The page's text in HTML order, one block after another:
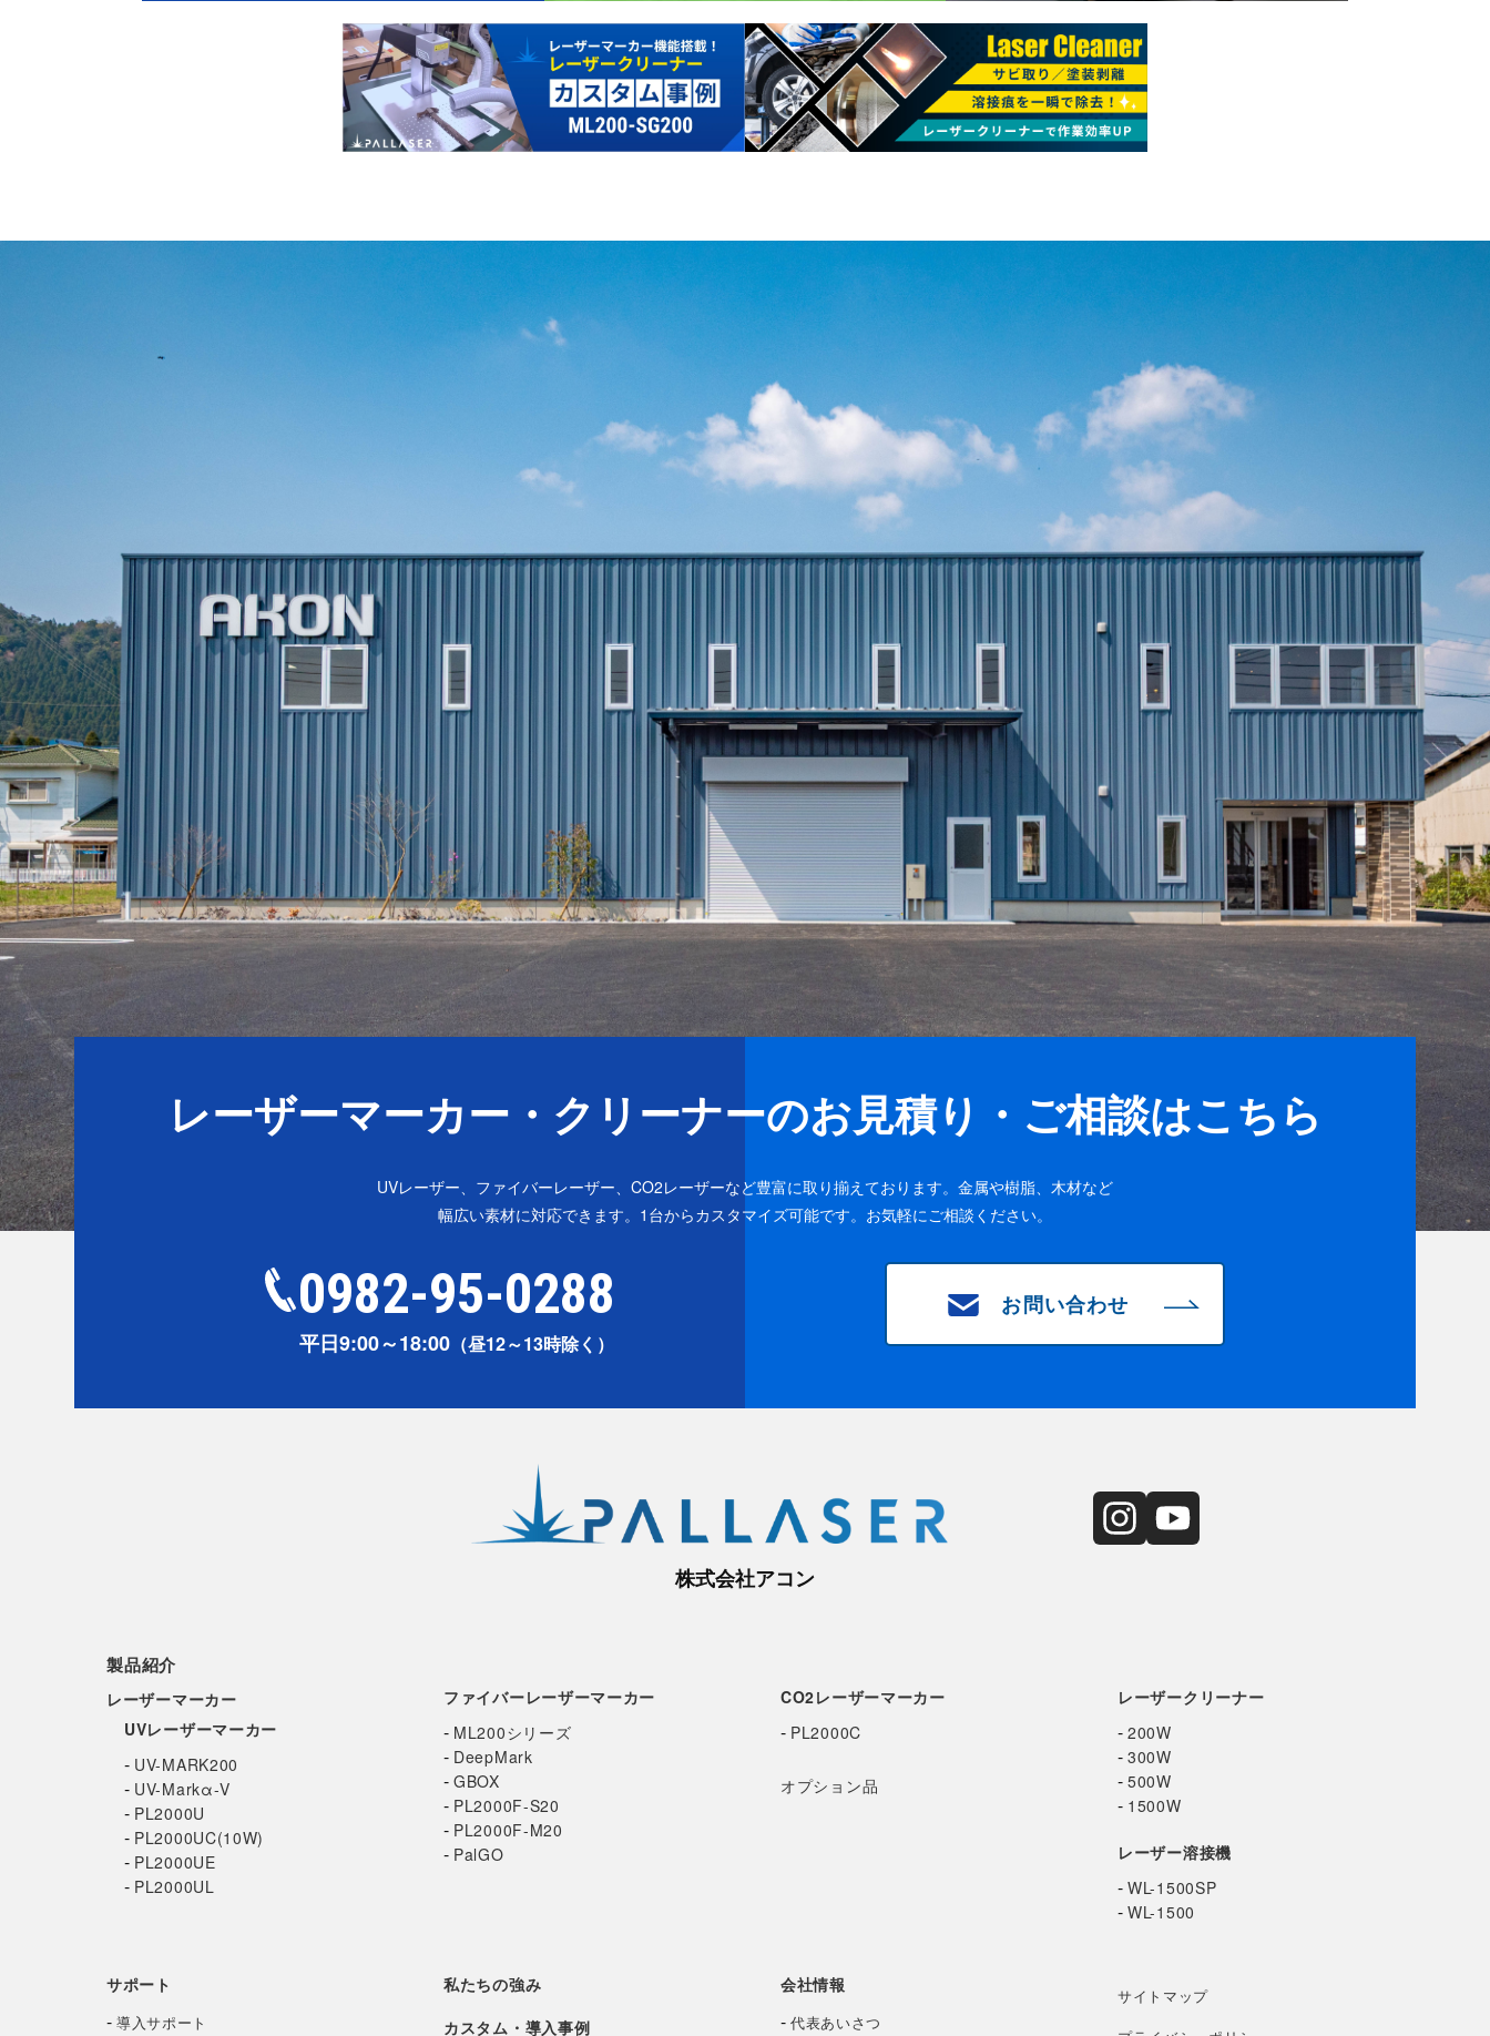
レーザーマーカー・クリーナーのお見積り・ご相談はこちら
UVレーザー、ファイバーレーザー、CO2レーザーなど豊富に取り揃えております。金属や樹脂、木材など
幅広い素材に対応できます。1台からカスタマイズ可能です。お気軽にご相談ください。
0982-95-0288
平日9:00～18:00（昼12～13時除く）
お問い合わせ
株式会社アコン
製品紹介
レーザーマーカー
UVレーザーマーカー
- UV-MARK200
- UV-Markα-V
- PL2000U
- PL2000UC(10W)
- PL2000UE
- PL2000UL
ファイバーレーザーマーカー
- ML200シリーズ
- DeepMark
- GBOX
- PL2000F-S20
- PL2000F-M20
- PalGO
CO2レーザーマーカー
- PL2000C
オプション品
レーザークリーナー
- 200W
- 300W
- 500W
- 1500W
レーザー溶接機
- WL-1500SP
- WL-1500
サポート
- 導入サポート
私たちの強み
カスタム・導入事例
会社情報
- 代表あいさつ
サイトマップ